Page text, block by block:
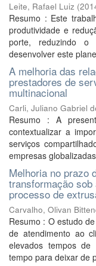
Leite, Rafael Luiz (
Resumo : Este
produtividade e
porte, reduzindo o
desenvolver este
A melhoria das
prestadores de
multinacional
Carli, Juliano Gabriel
Resumo : A
contextualizar a
serviços
empresas
Melhoria no prazo
transformação
processo de
Carvalho, Olivan
Resumo : O estudo
de atendimento ao
elevados tempos
tempo para deixar de